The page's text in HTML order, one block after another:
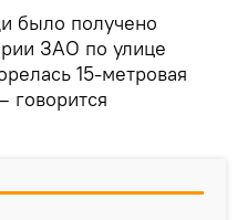
было получено
ЗАО по улице
15-метровая
говорится